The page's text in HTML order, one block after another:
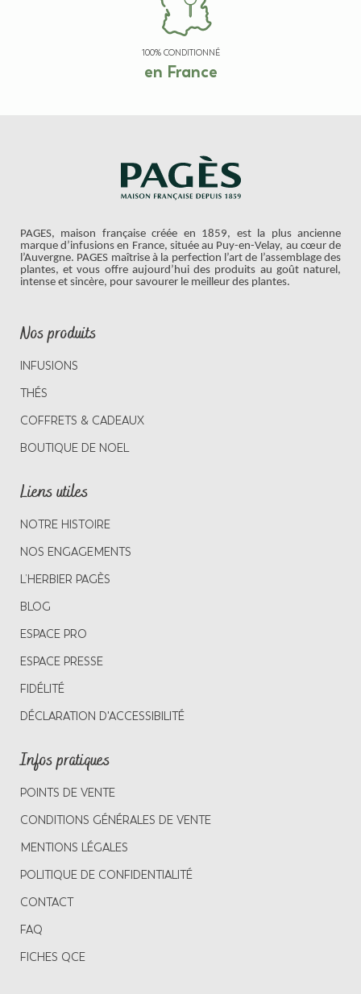
100% CONDITIONNÉ
en France
PAGES, maison française créée en 1859, est la plus ancienne
marque d’infusions en France, située au Puy-en-Velay, au cœur de
l’Auvergne. PAGES maîtrise à la perfection l’art de l’assemblage des
plantes, et vous offre aujourd’hui des produits au goût naturel,
intense et sincère, pour savourer le meilleur des plantes.
Nos produits
INFUSIONS
THÉS
COFFRETS & CADEAUX
BOUTIQUE DE NOEL
Liens utiles
NOTRE HISTOIRE
NOS ENGAGEMENTS
L’HERBIER PAGÈS
BLOG
ESPACE PRO
ESPACE PRESSE
FIDÉLITÉ
DÉCLARATION D'ACCESSIBILITÉ
Infos pratiques
POINTS DE VENTE
CONDITIONS GÉNÉRALES DE VENTE
MENTIONS LÉGALES
POLITIQUE DE CONFIDENTIALITÉ
CONTACT
FAQ
FICHES QCE